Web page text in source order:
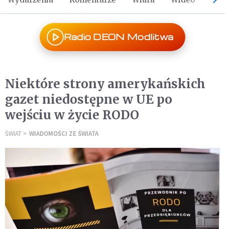
Radio DEON Modlitwa
Niektóre strony amerykańskich
gazet niedostępne w UE po
wejściu w życie RODO
ŚWIAT WIADOMOŚCI ZE ŚWIATA